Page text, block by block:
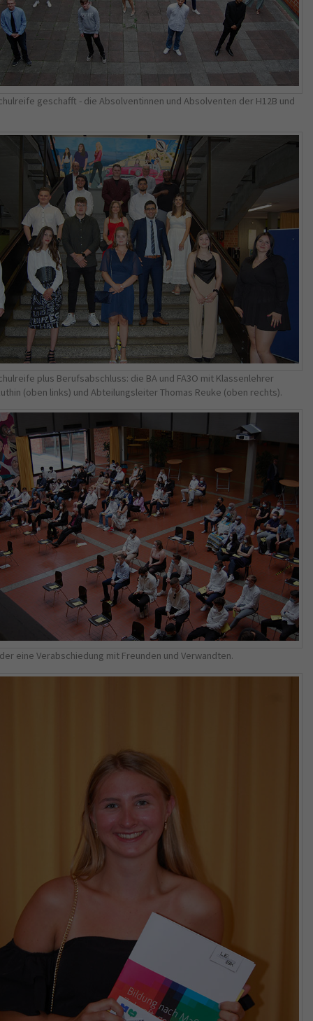
geschafft - die Absolventinnen und Absolventen der H12B und
plus Berufsabschluss: die BA und FA3O mit Klassenlehrer
(oben links) und Abteilungsleiter Thomas Reuke (oben rechts).
eine Verabschiedung mit Freunden und Verwandten.
_gid
Google Analytics
Laufzeit
Zweck
This cookie is installed by Google Analytics.
how visitors use a website and helps in
creating an analytics report of how the
wbsite is doing. The data collected including
the number visitors, the source where they
have come from, and the pages viisted in an
anonymous form.